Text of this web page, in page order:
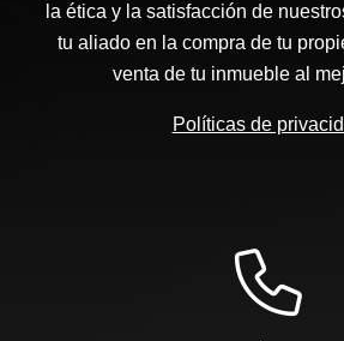
la ética y la satisfacción de
tu aliado en la compra de tu
venta de tu inmueble al
Políticas de